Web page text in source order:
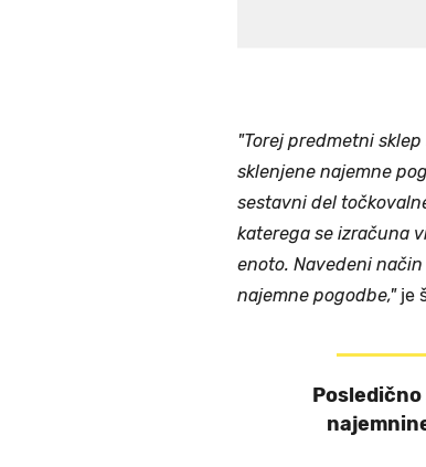
"Torej predmetni
sklenjene najemne
sestavni del
katerega se izračuna
enoto. Navedeni
najemne pogodbe,"je